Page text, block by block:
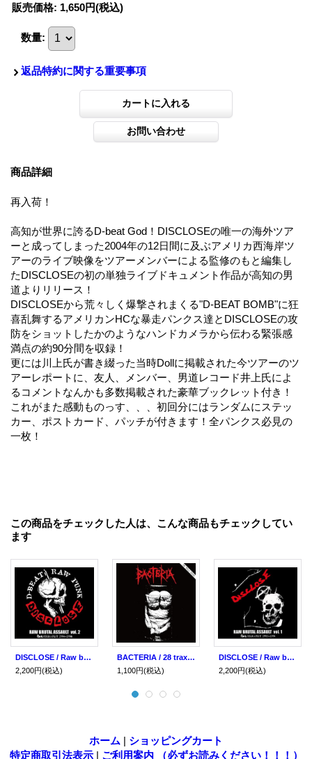
販売価格: 1,650円(税込)
数量:
返品特約に関する重要事項
商品詳細
再入荷！
高知が世界に誇るD-beat God！DISCLOSEの唯一の海外ツア
ーと成ってしまった2004年の12日間に及ぶアメリカ西海岸ツ
アーのライブ映像をツアーメンバーによる監修のもと編集し
たDISCLOSEの初の単独ライブドキュメント作品が高知の男
道よりリリース！
DISCLOSEから荒々しく爆撃されまくる"D-BEAT BOMB"に狂
喜乱舞するアメリカンHCな暴走パンクス達とDISCLOSEの攻
防をショットしたかのようなハンドカメラから伝わる緊張感
満点の約90分間を収録！
更には川上氏が書き綴った当時Dollに掲載された今ツアーのツ
アーレポートに、友人、メンバー、男道レコード井上氏によ
るコメントなんかも多数掲載された豪華ブックレット付き！
これがまた感動ものっす、、、初回分にはランダムにステッ
カー、ポストカード、パッチが付きます！全パンクス必見の
一枚！
この商品をチェックした人は、こんな商品もチェックしてい
ます
DISCLOSE / Raw brutal assault vol.2 (2cd) 男道 Dan-doh
2,200円(税込)
BACTERIA / 28 trax demo (cd) 男道 -Dan-doh-
1,100円(税込)
DISCLOSE / Raw brutal assault vol.1 (2cd) 男道 Dan-doh
2,200円(税込)
ホーム | ショッピングカート
特定商取引法表示 | ご利用案内 （必ずお読みください！！！）